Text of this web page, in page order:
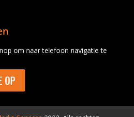
om naar telefoon navigatie te
OP